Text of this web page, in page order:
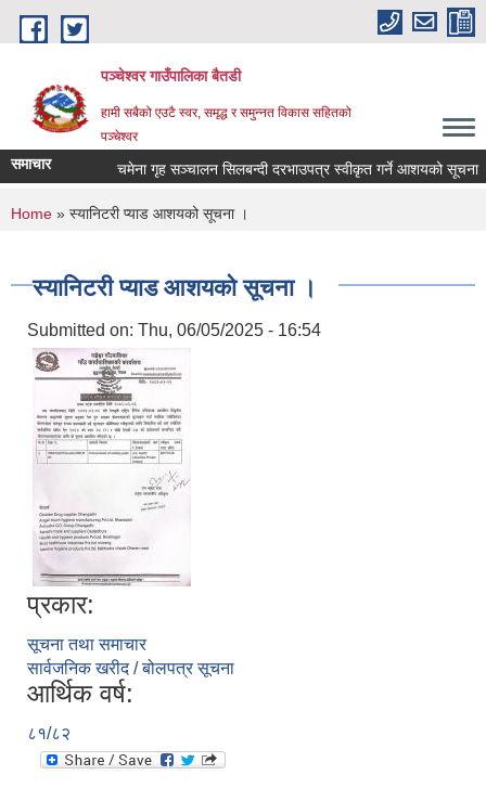
Skip to main content
पञ्चेश्वर गाउँपालिका बैतडी
हामी सबैको एउटै स्वर, समृद्ध र समुन्नत विकास सहितको
पञ्चेश्वर
समाचार चमेना गृह सञ्‍चालन सिलबन्दी दरभाउपत्र स्वीकृत गर्ने आशयको सूचना ।
You are here
Home » स्यानिटरी प्याड आशयको सूचना ।
स्यानिटरी प्याड आशयको सूचना ।
Submitted on: Thu, 06/05/2025 - 16:54
प्रकार:
सूचना तथा समाचार
सार्वजनिक खरीद / बोलपत्र सूचना
आर्थिक वर्ष:
८१/८२